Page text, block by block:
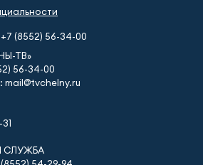
+7 (8552) 56-34-00
ТВ»
56-34-00
СЛУЖБА